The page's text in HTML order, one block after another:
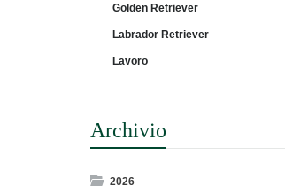
Golden Retriever
Labrador Retriever
Lavoro
Archivio
2026